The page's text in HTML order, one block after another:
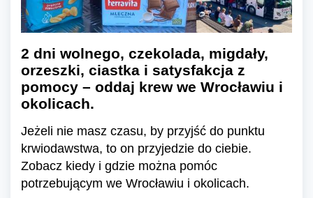
2 dni wolnego, czekolada, migdały,
orzeszki, ciastka i satysfakcja z
pomocy – oddaj krew we Wrocławiu i
okolicach.
Jeżeli nie masz czasu, by przyjść do punktu
krwiodawstwa, to on przyjedzie do ciebie.
Zobacz kiedy i gdzie można pomóc
potrzebującym we Wrocławiu i okolicach.